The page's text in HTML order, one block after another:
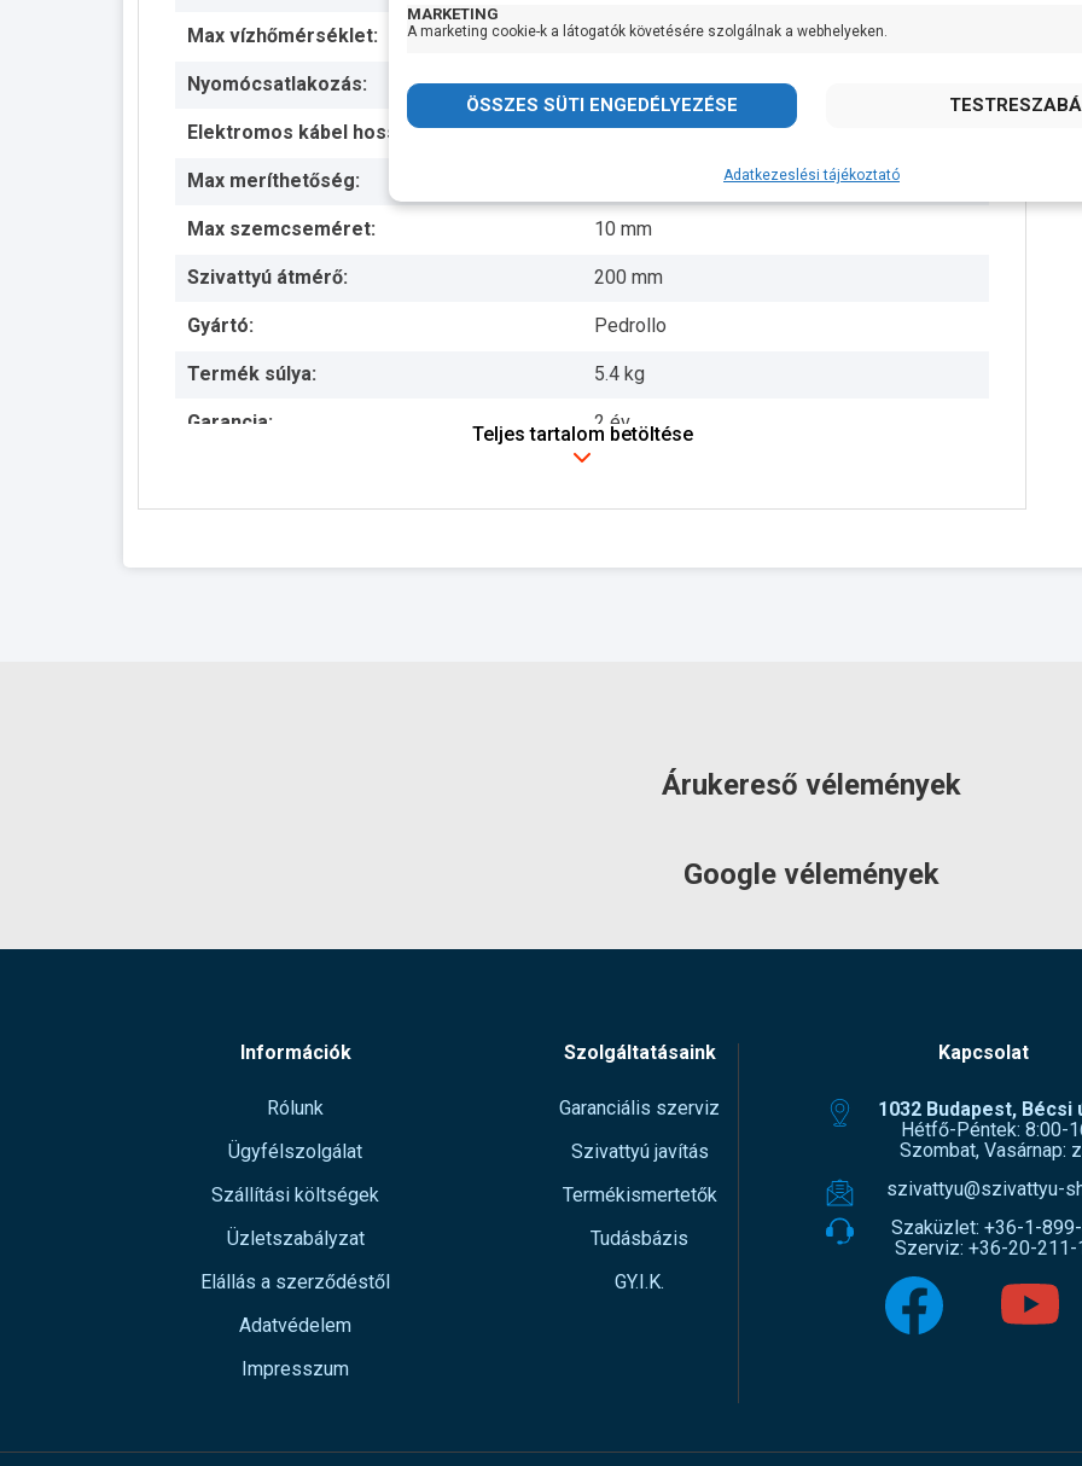
Max vízhőmérséklet: + 40 fok
Nyomócsatlakozás: 5/4 coll
Elektromos kábel hossza: 5 méter
Max meríthetőség:
Max szemcseméret: 10 mm
Szivattyú átmérő: 200 mm
Gyártó: Pedrollo
Termék súlya: 5.4 kg
Garancia: 2 év
Teljes tartalom betöltése
Árukereső vélemények
Google vélemények
Információk
Rólunk
Ügyfélszolgálat
Szállítási költségek
Üzletszabályzat
Elállás a szerződéstől
Adatvédelem
Impresszum
Szolgáltatásaink
Garanciális szerviz
Szivattyú javítás
Termékismertetők
Tudásbázis
GY.I.K.
Kapcsolat
1032 Budapest, Bécsi
Hétfő-Péntek: 8:00-
Szombat, Vasárnap:
szivattyu@szivattyu-
Szaküzlet: +36-1-
Szerviz: +36-20-211-
MARKETING
A marketing cookie-k a látogatók követésére szolgálnak a webhelyeken.
Adatkezeslési tájékoztató